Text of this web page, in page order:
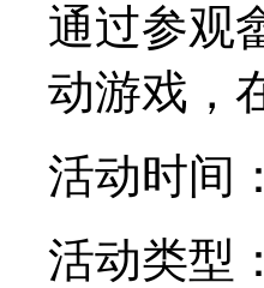
通过参观
动游戏，
活动时间
活动类型